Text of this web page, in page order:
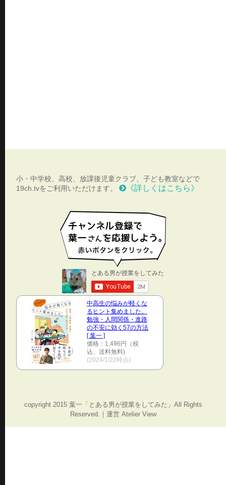
小・中学校、高校、放課後児童クラブ、子ども教室などで
19ch.tvをご利用いただけます。
《詳しくはこちら》
中高生の悩みが軽くな
るヒント集めました。
勉強・人間関係・進路
の不安に効く57の方法
[ 葉一 ]
価格：1,496円（税
込、送料無料)
(2024/1/22時点)
copyright 2015 葉一「とある男が授業をしてみた」All Rights
Reserved.｜運営 Atelier View